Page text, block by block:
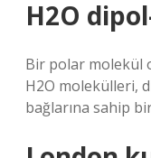
H2O
Bir polar molekül
H2O molekülleri,
bağlarına sahip